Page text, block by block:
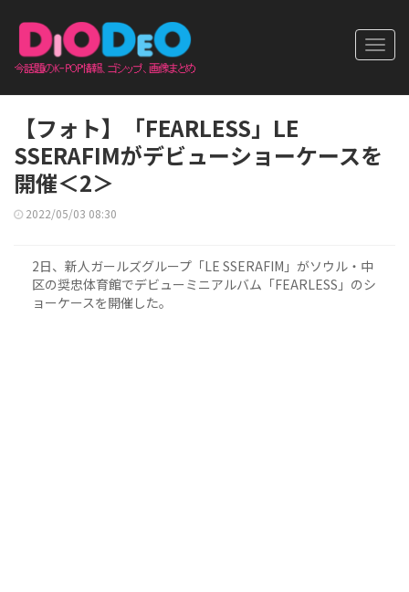
【フォト】「FEARLESS」LE
SSERAFIMがデビューショーケースを
開催＜2＞
2022/05/03 08:30
2日、新人ガールズグループ「LE SSERAFIM」がソウル・中
区の奨忠体育館でデビューミニアルバム「FEARLESS」のシ
ョーケースを開催した。